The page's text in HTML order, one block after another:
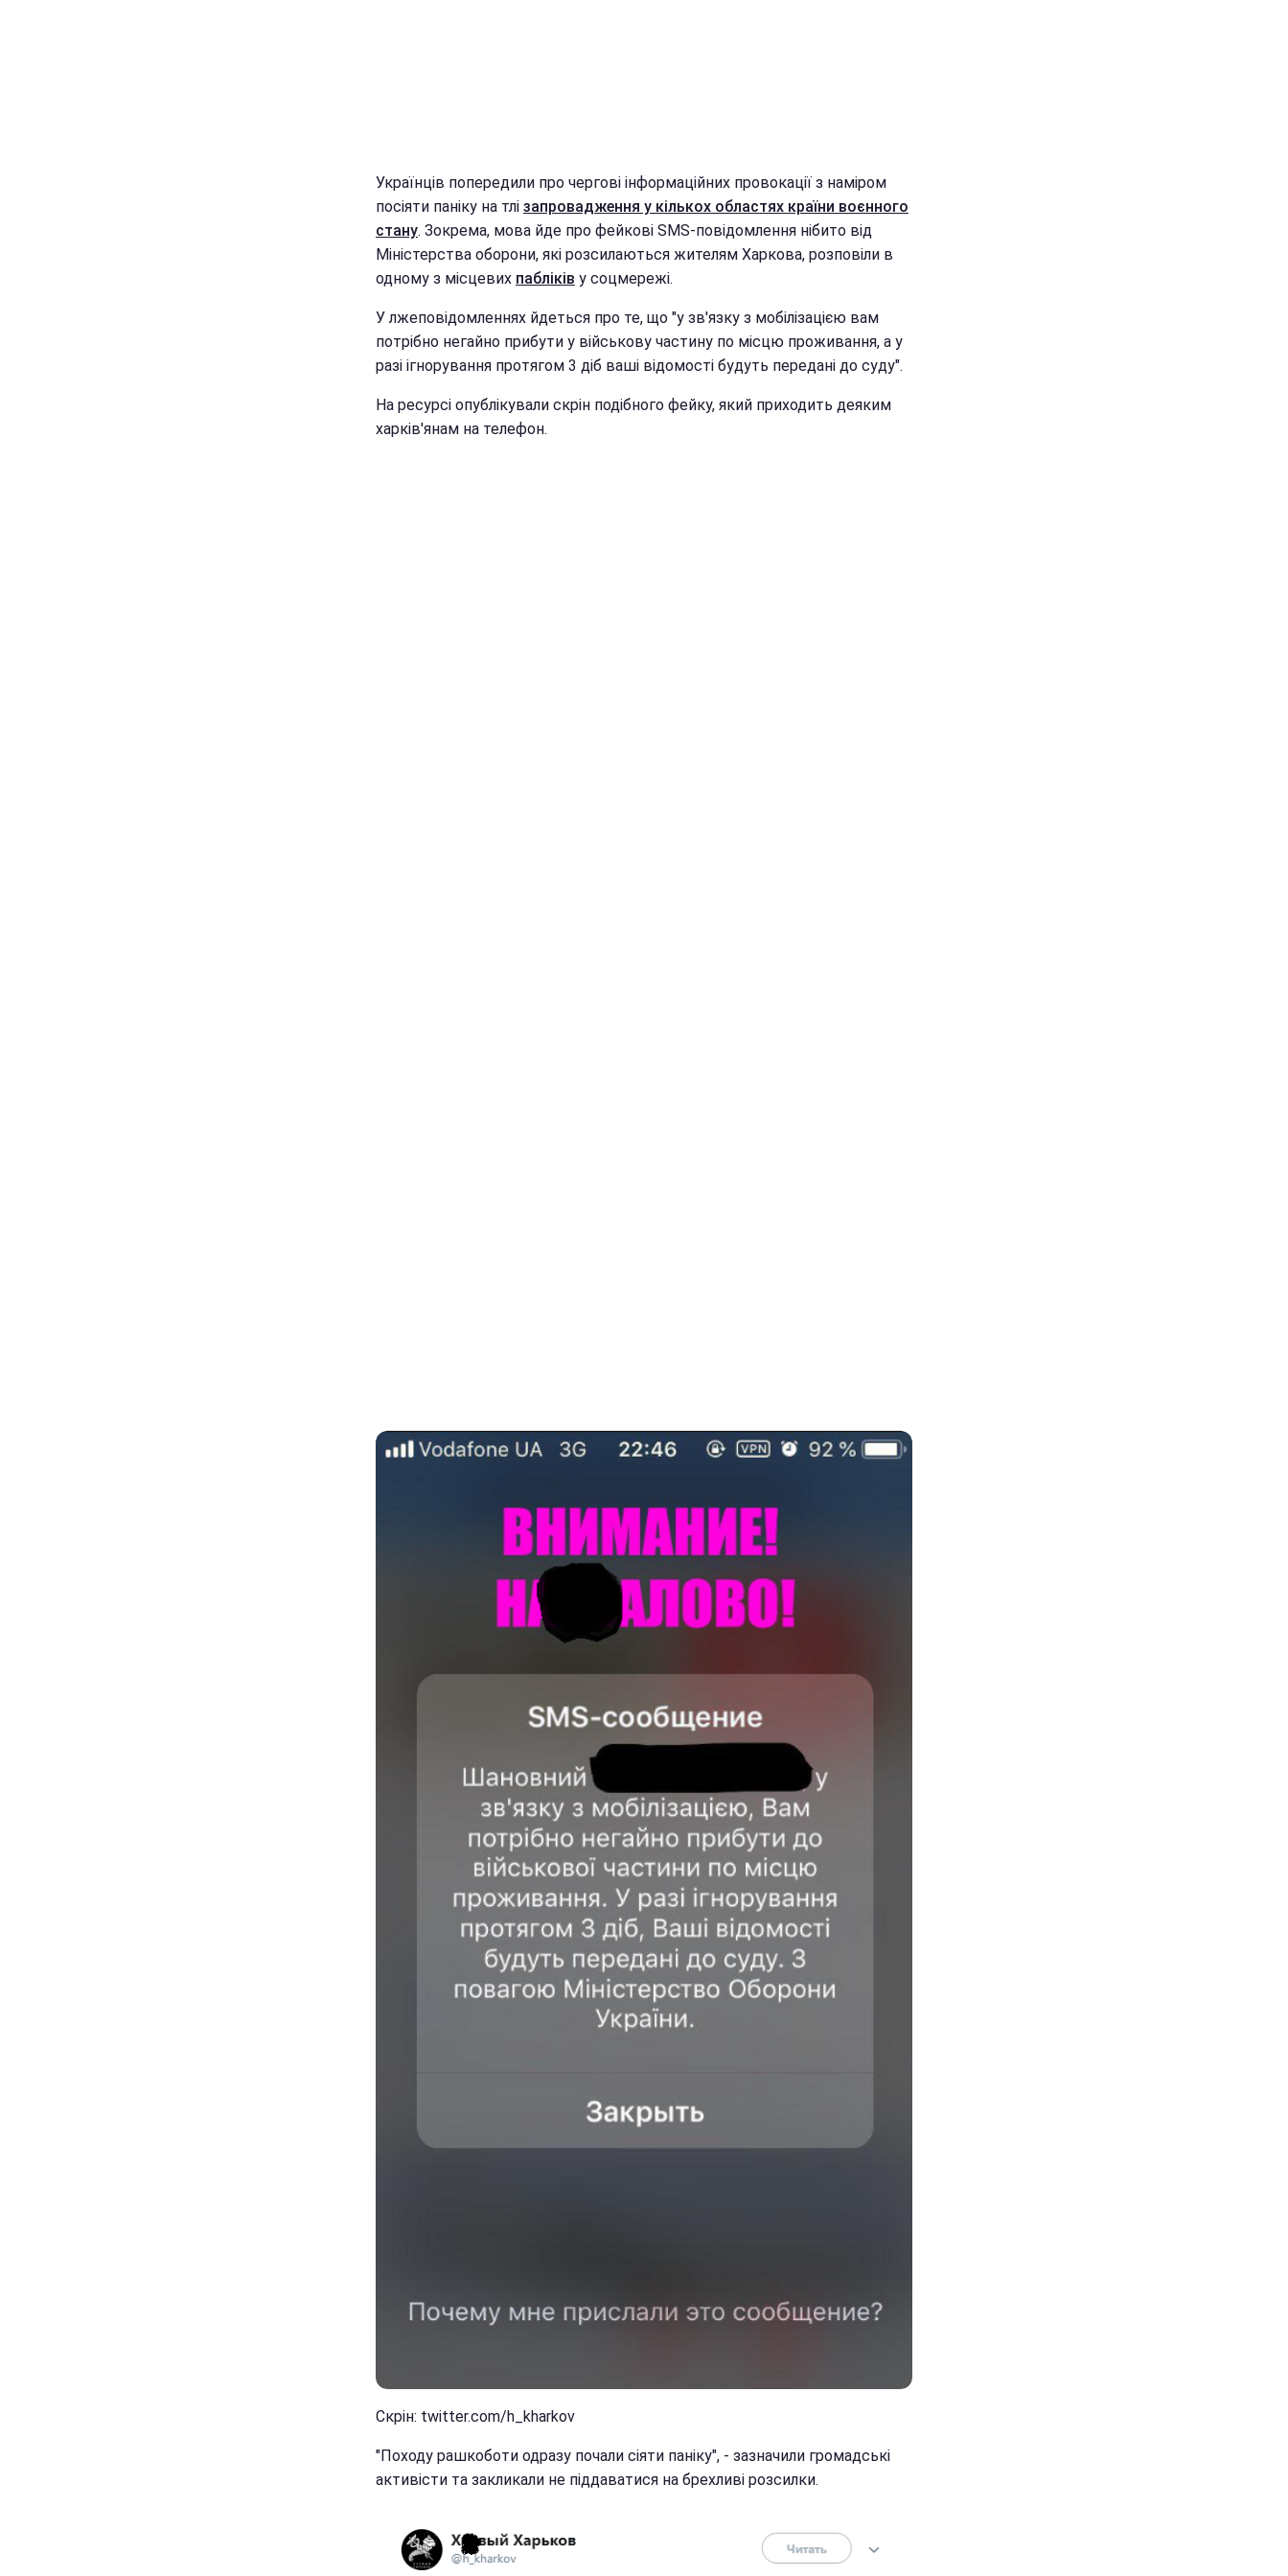
Українців попередили про чергові інформаційних провокації з наміром
посіяти паніку на тлі запровадження у кількох областях країни воєнного
стану. Зокрема, мова йде про фейкові SMS-повідомлення нібито від
Міністерства оборони, які розсилаються жителям Харкова, розповіли в
одному з місцевих пабліків у соцмережі.
У лжеповідомленнях йдеться про те, що "у зв'язку з мобілізацією вам
потрібно негайно прибути у військову частину по місцю проживання, а у
разі ігнорування протягом 3 діб ваші відомості будуть передані до суду".
На ресурсі опублікували скрін подібного фейку, який приходить деяким
харків'янам на телефон.
Скрін: twitter.com/h_kharkov
"Походу рашкоботи одразу почали сіяти паніку", - зазначили громадські
активісти та закликали не піддаватися на брехливі розсилки.